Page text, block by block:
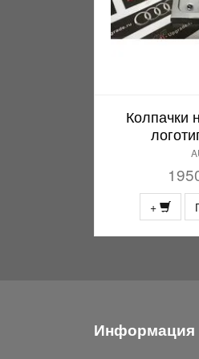
Колпачки
+
Информация